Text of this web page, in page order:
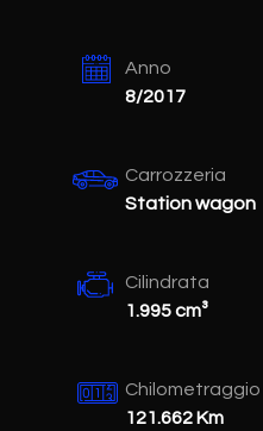
Anno
8/2017
Carrozzeria
Station wagon
Cilindrata
1.995 cm³
Chilometraggio
121.662 Km